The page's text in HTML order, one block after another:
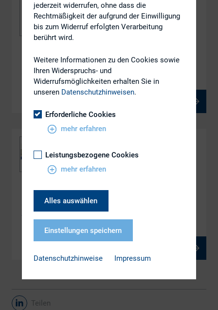
DOWNLOAD
170612_IR-Basics_Streuer_Grundlagen_IR
Unternehemnsbewertung
Teilen
jederzeit widerrufen, ohne dass die
Rechtmäßigkeit der aufgrund der Einwilligung
bis zum Widerruf erfolgten Verarbeitung
berührt wird.
Weitere Informationen zu den Cookies sowie
Ihren Widerspruchs- und
Widerrufsmöglichkeiten erhalten Sie in
unseren Datenschutzhinweisen.
Erforderliche Cookies
mehr erfahren
Leistungsbezogene Cookies
mehr erfahren
Alles auswählen
Einstellungen speichern
Datenschutzhinweise Impressum